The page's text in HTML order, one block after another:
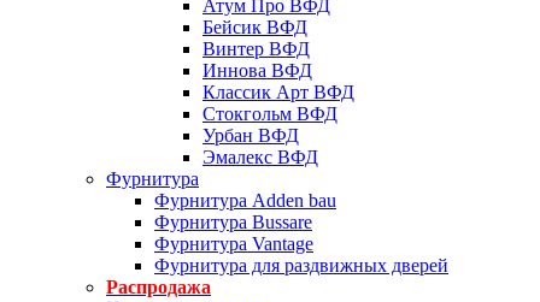
Атум Про ВФД
Бейсик ВФД
Винтер ВФД
Иннова ВФД
Классик Арт ВФД
Стокгольм ВФД
Урбан ВФД
Эмалекс ВФД
Фурнитура
Фурнитура Adden bau
Фурнитура Bussare
Фурнитура Vantage
Фурнитура для раздвижных дверей
Распродажа